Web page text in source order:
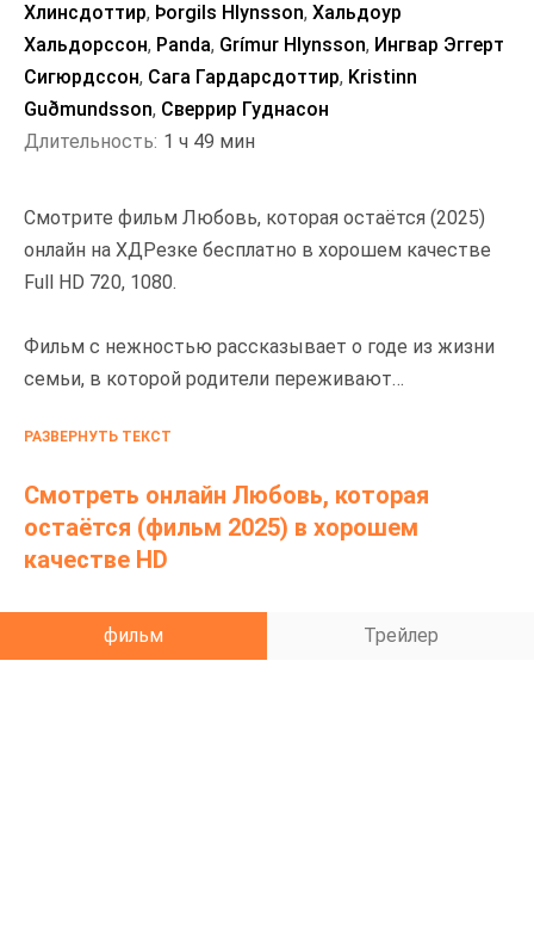
Смотрите фильм Любовь, которая остаётся (2025)
онлайн на ХДРезке бесплатно в хорошем качестве
Full HD 720, 1080.
Фильм с нежностью рассказывает о годе из жизни
семьи, в которой родители переживают
показана горько-сладкая суть угасшей любви и
РАЗВЕРНУТЬ ТЕКСТ
Смотреть онлайн Любовь, которая
остаётся (фильм 2025) в хорошем
качестве HD
фильм Трейлер
Хлинсдоттир, Þorgils Hlynsson, Хальдоур
Хальдорссон, Panda, Grímur Hlynsson, Ингвар Эггерт
Сигюрдссон, Сага Гардарсдоттир, Kristinn
Guðmundsson, Сверрир Гуднасон
Длительность: 1 ч 49 мин